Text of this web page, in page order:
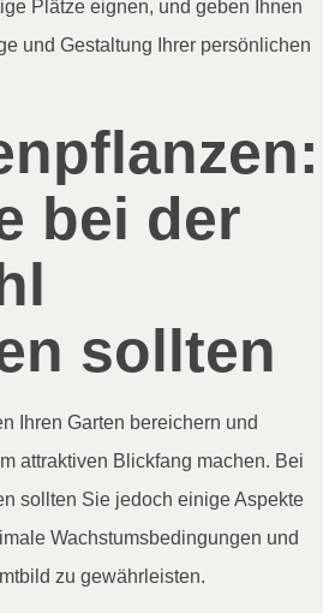
Plätze eignen, und geben Ihnen
und Gestaltung Ihrer persönlichen
bei der
sollten
Ihren Garten bereichern und
attraktiven Blickfang machen. Bei
sollten Sie jedoch einige Aspekte
Wachstumsbedingungen und
zu gewährleisten.